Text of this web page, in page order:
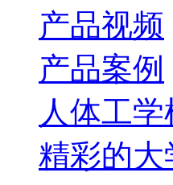
产品视频
产品案例
人体工
精彩的